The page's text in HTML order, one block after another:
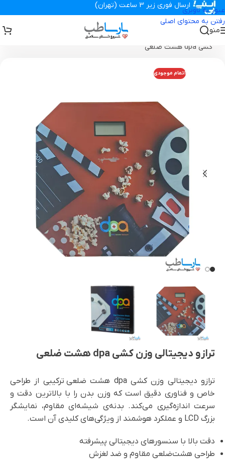
عبور به ناوبری
رفتن به محتوای اصلی
ارسال فوری زیر 3 ساعت (تهران)
منو
تجهیزات پزشکی پارساطب تجهیزات پزشکی خانگی
ترازو دیجیتالی وزن
کشی dpa هشت ضلعی
اتمام موجودی
ترازو دیجیتالی وزن کشی dpa هشت ضلعی
ترازو دیجیتالی وزن کشی dpa هشت ضلعی ترکیبی از طراحی
خاص و فناوری دقیق است که وزن بدن را با بالاترین دقت و
سرعت اندازه‌گیری می‌کند. بدنه‌ی شیشه‌ای مقاوم، نمایشگر
بزرگ LCD و عملکرد هوشمند از ویژگی‌های کلیدی آن است.
دقت بالا با سنسورهای دیجیتالی پیشرفته
طراحی هشت‌ضلعی مقاوم و ضد لغزش